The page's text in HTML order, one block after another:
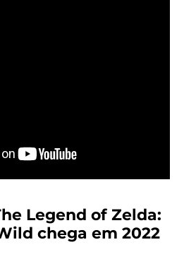
Legend of Zelda:
chega em 2022